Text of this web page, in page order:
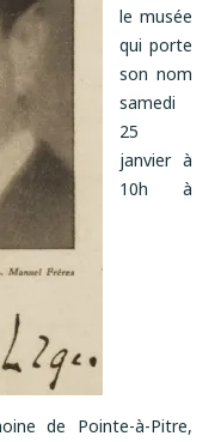
le musée
qui porte
son nom
samedi
25
janvier à
10h à
de Pointe-à-Pitre,